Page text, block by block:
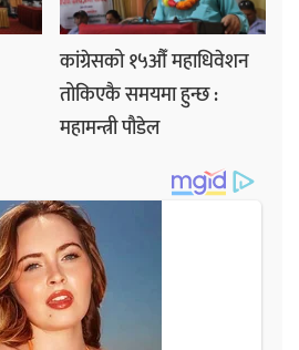
कांग्रेसको १५औँ महाधिवेशन
तोकिएकै समयमा हुन्छ :
महामन्त्री पौडेल